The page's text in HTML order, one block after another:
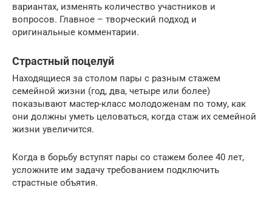
вариантах, изменять количество участников и
вопросов. Главное – творческий подход и
оригинальные комментарии.
Страстный поцелуй
Находящиеся за столом пары с разным стажем
семейной жизни (год, два, четыре или более)
показывают мастер-класс молодоженам по тому, как
они должны уметь целоваться, когда стаж их семейной
жизни увеличится.
Когда в борьбу вступят пары со стажем более 40 лет,
усложните им задачу требованием подключить
страстные объятия.